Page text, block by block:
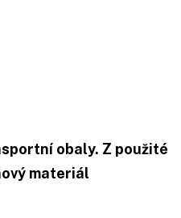
obaly. Z použité
materiál